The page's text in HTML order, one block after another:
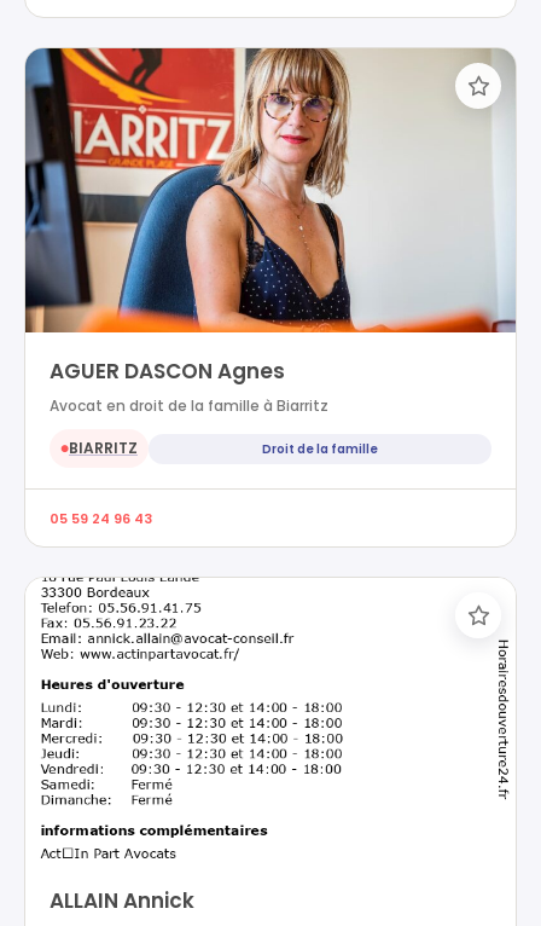
AGUER DASCON Agnes
Avocat en droit de la famille à Biarritz
●BIARRITZ Droit de la famille
05 59 24 96 43
ALLAIN Annick